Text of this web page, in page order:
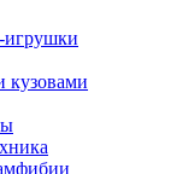
игрушки